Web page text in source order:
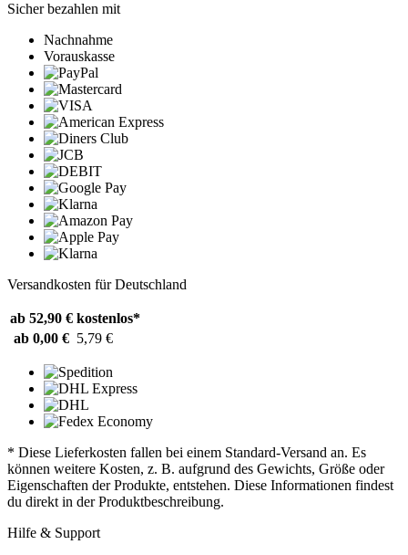
Sicher bezahlen mit
Nachnahme
Vorauskasse
Versandkosten für Deutschland
ab 52,90 € kostenlos*
ab 0,00 € 5,79 €
* Diese Lieferkosten fallen bei einem Standard-Versand an. Es
können weitere Kosten, z. B. aufgrund des Gewichts, Größe oder
Eigenschaften der Produkte, entstehen. Diese Informationen findest
du direkt in der Produktbeschreibung.
Hilfe & Support